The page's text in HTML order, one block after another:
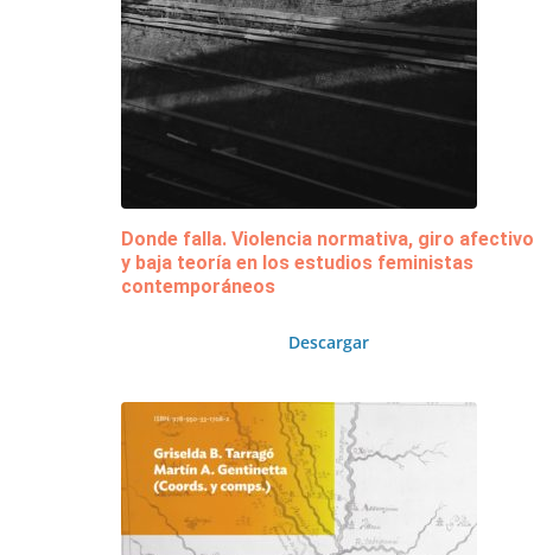
Donde falla. Violencia normativa, giro afectivo
y baja teoría en los estudios feministas
contemporáneos
Descargar